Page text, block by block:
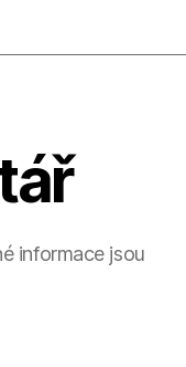
informace jsou